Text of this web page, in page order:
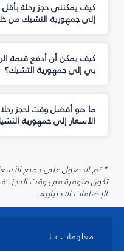
كيف يمكنني حجز رحلة بأقل
إلى جمهورية التشيك من
كيف يمكن أن أدفع قيمة
بي إلى جمهورية التشيك؟
ما هو أفضل وقت لحجز
الأسعار إلى جمهورية
تكون متوفرة في وقت الحجز.
الإضافات الاختيارية.
معلومات عنا